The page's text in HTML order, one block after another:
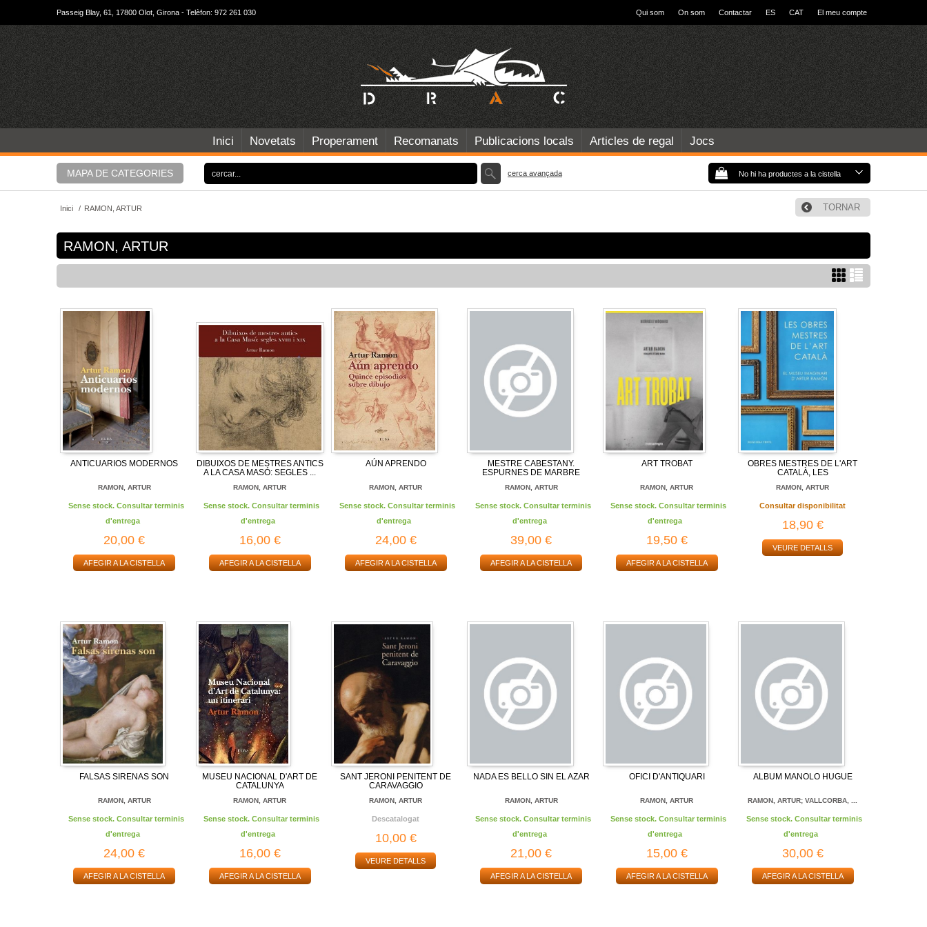
Passeig Blay, 61, 17800 Olot, Girona - Telèfon: 972 261 030 Qui som On som Contactar ES CAT El meu compte
Inici Novetats Properament Recomanats Publicacions locals Articles de regal Jocs
MAPA DE CATEGORIES No hi ha productes a la cistella
cerca avançada
Inici / RAMON, ARTUR TORNAR
RAMON, ARTUR
ANTICUARIOS MODERNOS
RAMON, ARTUR
Sense stock. Consultar terminis
d'entrega
20,00 €
AFEGIR A LA CISTELLA
DIBUIXOS DE MESTRES ANTICS
A LA CASA MASÓ: SEGLES ...
RAMON, ARTUR
Sense stock. Consultar terminis
d'entrega
16,00 €
AFEGIR A LA CISTELLA
AÚN APRENDO
RAMON, ARTUR
Sense stock. Consultar terminis
d'entrega
24,00 €
AFEGIR A LA CISTELLA
MESTRE CABESTANY.
ESPURNES DE MARBRE
RAMON, ARTUR
Sense stock. Consultar terminis
d'entrega
39,00 €
AFEGIR A LA CISTELLA
ART TROBAT
RAMON, ARTUR
Sense stock. Consultar terminis
d'entrega
19,50 €
AFEGIR A LA CISTELLA
OBRES MESTRES DE L'ART
CATALÀ, LES
RAMON, ARTUR
Consultar disponibilitat
18,90 €
VEURE DETALLS
FALSAS SIRENAS SON
RAMON, ARTUR
Sense stock. Consultar terminis
d'entrega
24,00 €
AFEGIR A LA CISTELLA
MUSEU NACIONAL D'ART DE
CATALUNYA
RAMON, ARTUR
Sense stock. Consultar terminis
d'entrega
16,00 €
AFEGIR A LA CISTELLA
SANT JERONI PENITENT DE
CARAVAGGIO
RAMON, ARTUR
Descatalogat
10,00 €
VEURE DETALLS
NADA ES BELLO SIN EL AZAR
RAMON, ARTUR
Sense stock. Consultar terminis
d'entrega
21,00 €
AFEGIR A LA CISTELLA
OFICI D'ANTIQUARI
RAMON, ARTUR
Sense stock. Consultar terminis
d'entrega
15,00 €
AFEGIR A LA CISTELLA
ALBUM MANOLO HUGUE
RAMON, ARTUR; VALLCORBA, ...
Sense stock. Consultar terminis
d'entrega
30,00 €
AFEGIR A LA CISTELLA